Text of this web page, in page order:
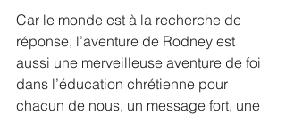
Car le monde est à la recherche de
réponse, l’aventure de Rodney est
aussi une merveilleuse aventure de foi
dans l’éducation chrétienne pour
chacun de nous, un message fort, une